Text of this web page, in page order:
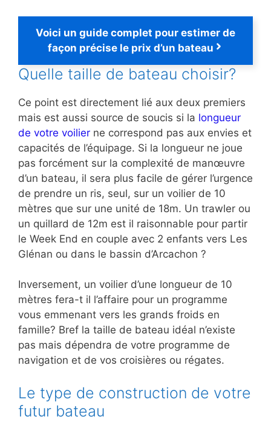
Voici un guide complet pour estimer de
façon précise le prix d’un bateau
Quelle taille de bateau choisir?
Ce point est directement lié aux deux premiers
mais est aussi source de soucis si la longueur
de votre voilier ne correspond pas aux envies et
capacités de l’équipage. Si la longueur ne joue
pas forcément sur la complexité de manœuvre
d’un bateau, il sera plus facile de gérer l’urgence
de prendre un ris, seul, sur un voilier de 10
mètres que sur une unité de 18m. Un trawler ou
un quillard de 12m est il raisonnable pour partir
le Week End en couple avec 2 enfants vers Les
Glénan ou dans le bassin d’Arcachon ?
Inversement, un voilier d’une longueur de 10
mètres fera-t il l’affaire pour un programme
vous emmenant vers les grands froids en
famille? Bref la taille de bateau idéal n’existe
pas mais dépendra de votre programme de
navigation et de vos croisières ou régates.
Le type de construction de votre
futur bateau